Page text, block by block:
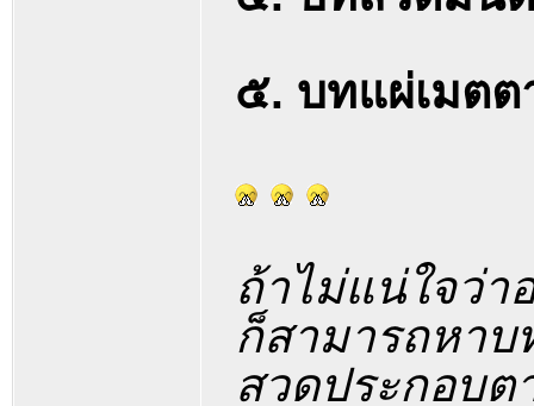
๕. บทแผ่เมต
ถ้าไม่แน่ใจว่า
ก็สามารถหา
สวดประกอบ